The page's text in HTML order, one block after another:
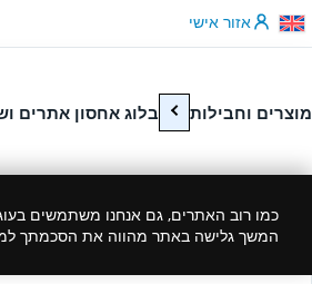
דלג לתוכןאזור אישי
מוצרים וחבילות בלוג אחסון אתרים
כמו רוב האתרים, גם אנחנו משתמשים
המשך גלישה באתר מהווה את הסכמתך